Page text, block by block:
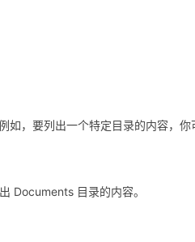
，要列出一个特定目录的内容，你
Documents 目录的内容。